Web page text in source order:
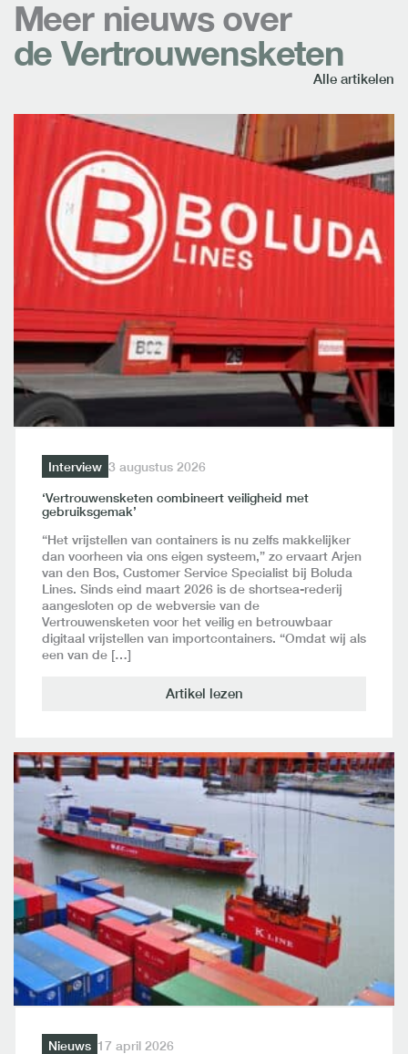
Meer nieuws over
de Vertrouwensketen
Alle artikelen
Interview 3 augustus 2026
‘Vertrouwensketen combineert veiligheid met
gebruiksgemak’
“Het vrijstellen van containers is nu zelfs makkelijker
dan voorheen via ons eigen systeem,” zo ervaart Arjen
van den Bos, Customer Service Specialist bij Boluda
Lines. Sinds eind maart 2026 is de shortsea-rederij
aangesloten op de webversie van de
Vertrouwensketen voor het veilig en betrouwbaar
digitaal vrijstellen van importcontainers. “Omdat wij als
een van de […]
Artikel lezen
Nieuws 17 april 2026